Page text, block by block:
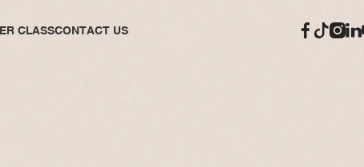
CONTACT US
CLASS